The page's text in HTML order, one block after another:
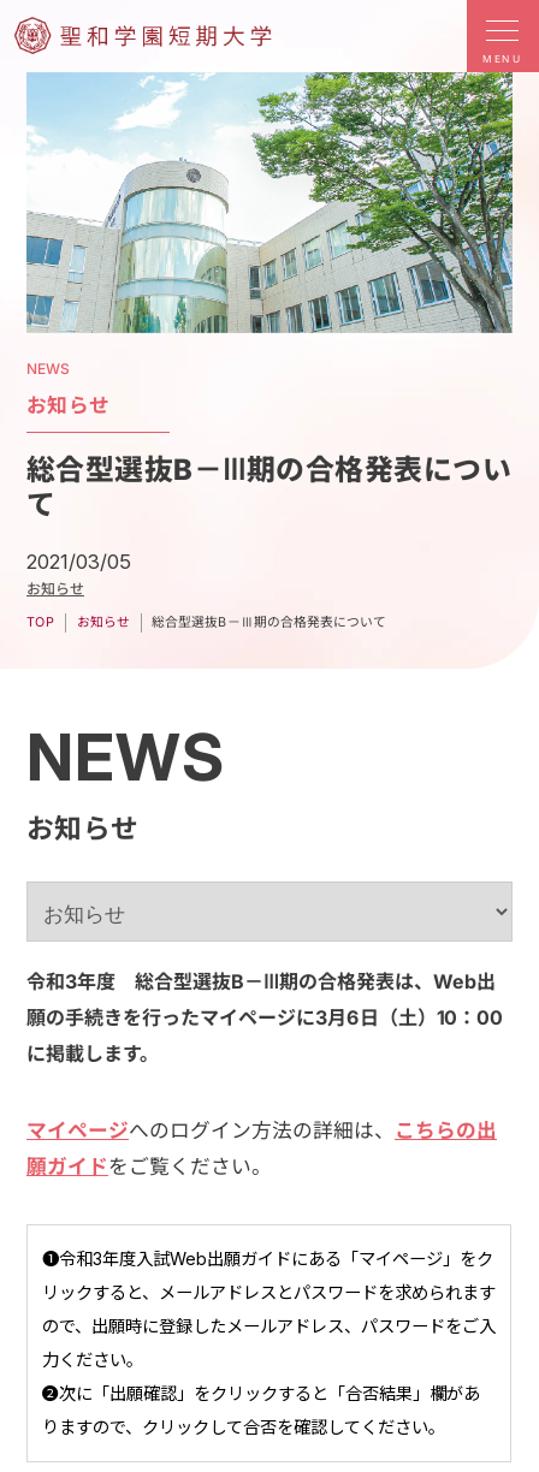
MENU
NEWS
お知らせ
総合型選抜B－Ⅲ期の合格発表につい
て
2021/03/05
お知らせ
TOP お知らせ 総合型選抜B－Ⅲ期の合格発表について
NEWS
お知らせ
令和3年度 総合型選抜B－Ⅲ期の合格発表は、Web出
願の手続きを行ったマイページに3月6日（土）10：00
に掲載します。
マイページへのログイン方法の詳細は、 こちらの出
願ガイドをご覧ください。
❶令和3年度入試Web出願ガイドにある「マイページ」をク
リックすると、メールアドレスとパスワードを求められます
ので、出願時に登録したメールアドレス、パスワードをご入
力ください。
❷次に「出願確認」をクリックすると「合否結果」欄があ
りますので、クリックして合否を確認してください。